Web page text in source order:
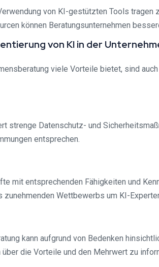
von KI-gestützten Tools
können Beratungsunternehmen
von KI in der
viele Vorteile bietet, sind
strenge Datenschutz- und
entsprechen.
mit entsprechenden Fähigkeiten und
Wettbewerbs um KI-
kann aufgrund von Bedenken
die Vorteile und den Mehrwert zu